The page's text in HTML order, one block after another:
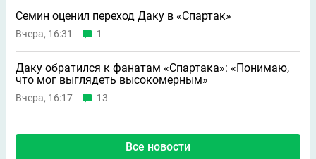
Семин оценил переход Даку в «Спартак»
Вчера, 16:31 1
Даку обратился к фанатам «Спартака»: «Понимаю,
что мог выглядеть высокомерным»
Вчера, 16:17 13
Все новости